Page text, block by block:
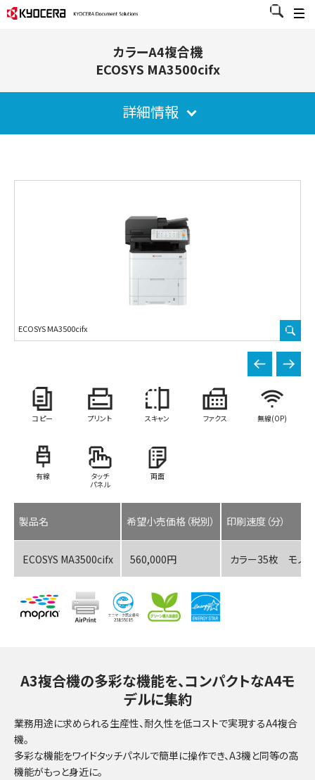
カラーA4複合機
ECOSYS MA3500cifx
詳細情報
ECOSYS MA3500cifx
コピー プリント スキャン ファクス 無線(OP)
有線
タッチ
パネル
両面
製品名 希望小売価格（税別） 印刷速度（分）
ECOSYS MA3500cifx 560,000円 カラー35枚 モノ
A3複合機の多彩な機能を、コンパクトなA4モ
デルに集約
業務用途に求められる生産性、耐久性を低コストで実現するA4複合
機。
多彩な機能をワイドタッチパネルで簡単に操作でき、A3機と同等の高
機能がもっと身近に。